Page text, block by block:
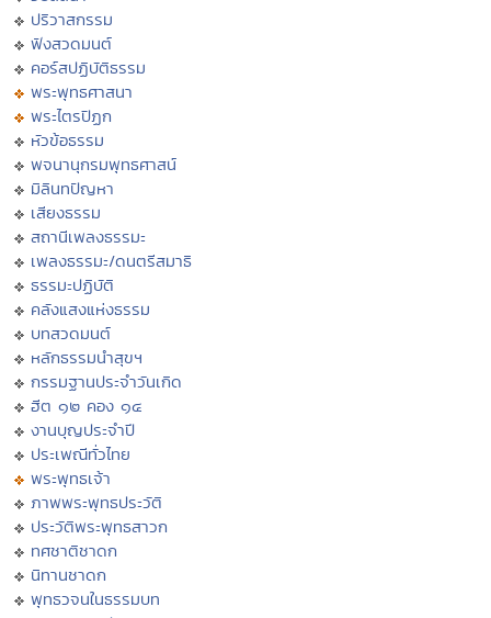
ปริวาสกรรม
ฟังสวดมนต์
คอร์สปฏิบัติธรรม
พระพุทธศาสนา
พระไตรปิฏก
หัวข้อธรรม
พจนานุกรมพุทธศาสน์
มิลินทปัญหา
เสียงธรรม
สถานีเพลงธรรมะ
เพลงธรรมะ/ดนตรีสมาธิ
ธรรมะปฏิบัติ
คลังแสงแห่งธรรม
บทสวดมนต์
หลักธรรมนำสุขฯ
กรรมฐานประจำวันเกิด
ฮีต ๑๒ คอง ๑๔
งานบุญประจำปี
ประเพณีทั่วไทย
พระพุทธเจ้า
ภาพพระพุทธประวัติ
ประวัติพระพุทธสาวก
ทศชาติชาดก
นิทานชาดก
พุทธวจนในธรรมบท